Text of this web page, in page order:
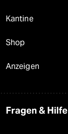
Kantine
Shop
Anzeigen
Fragen & Hilfe